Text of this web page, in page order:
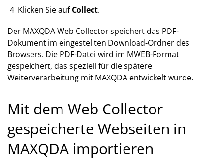
Klicken Sie aufCollect.
Der MAXQDA Web Collector speichert das PDF-
Dokument im eingestellten Download-Ordner des
Browsers. Die PDF-Datei wird im MWEB-Format
gespeichert, das speziell für die spätere
Weiterverarbeitung mit MAXQDA entwickelt wurde.
Mit dem Web Collector
gespeicherte Webseiten in
MAXQDA importieren